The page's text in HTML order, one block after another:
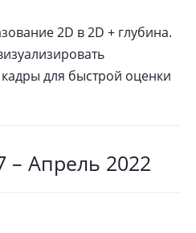
2D в 2D + глубина.
для быстрой оценки
– Апрель 2022